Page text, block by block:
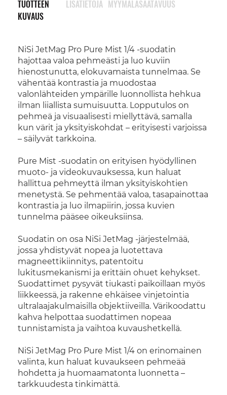
TUOTTEEN
KUVAUS
NiSi JetMag Pro Pure Mist 1/4 -suodatin
hajottaa valoa pehmeästi ja luo kuviin
hienostunutta, elokuvamaista tunnelmaa. Se
vähentää kontrastia ja muodostaa
valonlähteiden ympärille luonnollista hehkua
ilman liiallista sumuisuutta. Lopputulos on
pehmeä ja visuaalisesti miellyttävä, samalla
kun värit ja yksityiskohdat – erityisesti varjoissa
– säilyvät tarkkoina.
Pure Mist -suodatin on erityisen hyödyllinen
muoto- ja videokuvauksessa, kun haluat
hallittua pehmeyttä ilman yksityiskohtien
menetystä. Se pehmentää valoa, tasapainottaa
kontrastia ja luo ilmapiirin, jossa kuvien
tunnelma pääsee oikeuksiinsa.
Suodatin on osa NiSi JetMag -järjestelmää,
jossa yhdistyvät nopea ja luotettava
magneettikiinnitys, patentoitu
lukitusmekanismi ja erittäin ohuet kehykset.
Suodattimet pysyvät tiukasti paikoillaan myös
liikkeessä, ja rakenne ehkäisee vinjetointia
ultralaajakulmaisilla objektiiveilla. Värikoodattu
kahva helpottaa suodattimen nopeaa
tunnistamista ja vaihtoa kuvaushetkellä.
NiSi JetMag Pro Pure Mist 1/4 on erinomainen
valinta, kun haluat kuvaukseen pehmeää
hohdetta ja huomaamatonta luonnetta –
tarkkuudesta tinkimättä.
LISÄTIETOJA MYYMÄLÄSAATAVUUS